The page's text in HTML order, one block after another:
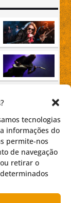
tecnologias
informações do
permite-nos
de navegação
retirar o